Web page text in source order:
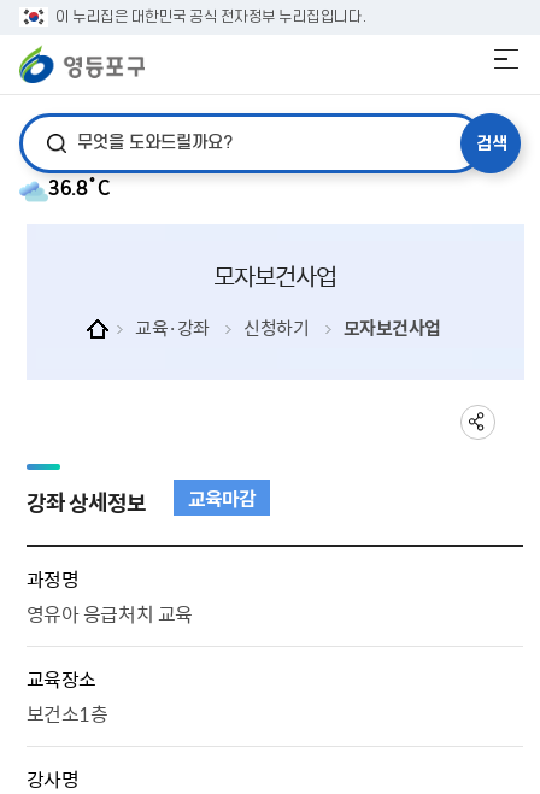
이 누리집은 대한민국 공식 전자정부 누리집입니다.
36.8˚C
모자보건사업
교육·강좌 신청하기 모자보건사업
강좌 상세정보 교육마감
과정명
영유아 응급처치 교육
교육장소
보건소1층
강사명